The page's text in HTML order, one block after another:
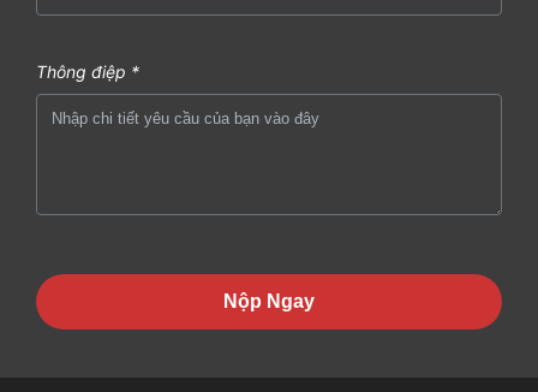
Thông điệp *
Nộp Ngay